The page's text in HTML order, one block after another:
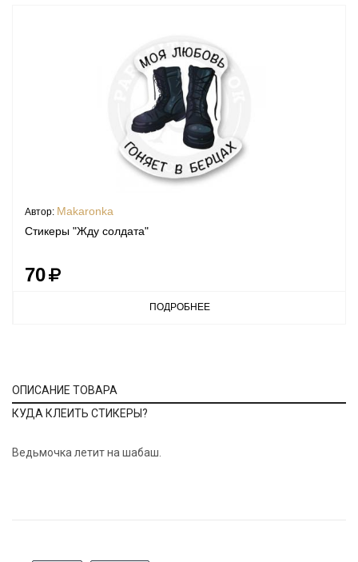
Автор: Makaronka
Стикеры "Жду солдата"
70
ПОДРОБНЕЕ
ОПИСАНИЕ ТОВАРА
КУДА КЛЕИТЬ СТИКЕРЫ?
Ведьмочка летит на шабаш.